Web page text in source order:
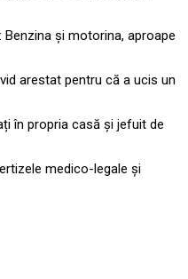
și motorina, aproape
arestat pentru că a ucis un
în propria casă și jefuit de
medico-legale și